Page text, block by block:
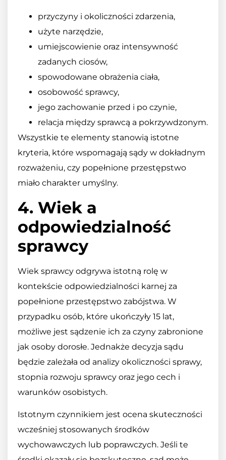
przyczyny i okoliczności zdarzenia,
użyte narzędzie,
umiejscowienie oraz intensywność
zadanych ciosów,
spowodowane obrażenia ciała,
osobowość sprawcy,
jego zachowanie przed i po czynie,
relacja między sprawcą a pokrzywdzonym.
Wszystkie te elementy stanowią istotne
kryteria, które wspomagają sądy w dokładnym
rozważeniu, czy popełnione przestępstwo
miało charakter umyślny.
4. Wiek a
odpowiedzialność
sprawcy
Wiek sprawcy odgrywa istotną rolę w
kontekście odpowiedzialności karnej za
popełnione przestępstwo zabójstwa. W
przypadku osób, które ukończyły 15 lat,
możliwe jest sądzenie ich za czyny zabronione
jak osoby dorosłe. Jednakże decyzja sądu
będzie zależała od analizy okoliczności sprawy,
stopnia rozwoju sprawcy oraz jego cech i
warunków osobistych.
Istotnym czynnikiem jest ocena skuteczności
wcześniej stosowanych środków
wychowawczych lub poprawczych. Jeśli te